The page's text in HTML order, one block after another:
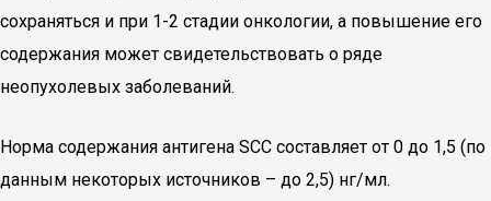
сохраняться и при 1-2 стадии онкологии, а повышение его
содержания может свидетельствовать о ряде
неопухолевых заболеваний.
Норма содержания антигена SCC составляет от 0 до 1,5 (по
данным некоторых источников – до 2,5) нг/мл.